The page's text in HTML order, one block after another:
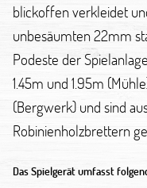
blickoffen verkleidet
unbesäumten 22mm
Podeste der
1.45m und 1.95m
(Bergwerk) und sind
Robinienholzbrettern
Das Spielgerät umfasst